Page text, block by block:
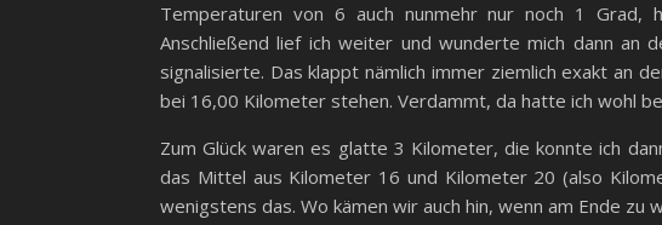
Temperaturen von 6 auch nunmehr nur noch 1 Grad,
Anschließend lief ich weiter und wunderte mich dann an
signalisierte. Das klappt nämlich immer ziemlich exakt an
bei 16,00 Kilometer stehen. Verdammt, da hatte ich wohl
Zum Glück waren es glatte 3 Kilometer, die konnte ich
das Mittel aus Kilometer 16 und Kilometer 20 (also
wenigstens das. Wo kämen wir auch hin, wenn am Ende